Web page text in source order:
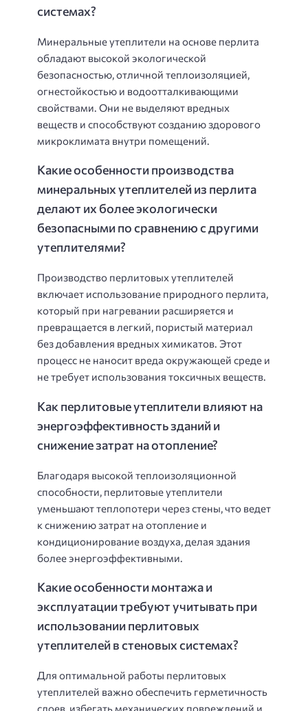
системах?
Минеральные утеплители на основе перлита
обладают высокой экологической
безопасностью, отличной теплоизоляцией,
огнестойкостью и водоотталкивающими
свойствами. Они не выделяют вредных
веществ и способствуют созданию здорового
микроклимата внутри помещений.
Какие особенности производства
минеральных утеплителей из перлита
делают их более экологически
безопасными по сравнению с другими
утеплителями?
Производство перлитовых утеплителей
включает использование природного перлита,
который при нагревании расширяется и
превращается в легкий, пористый материал
без добавления вредных химикатов. Этот
процесс не наносит вреда окружающей среде и
не требует использования токсичных веществ.
Как перлитовые утеплители влияют на
энергоэффективность зданий и
снижение затрат на отопление?
Благодаря высокой теплоизоляционной
способности, перлитовые утеплители
уменьшают теплопотери через стены, что ведет
к снижению затрат на отопление и
кондиционирование воздуха, делая здания
более энергоэффективными.
Какие особенности монтажа и
эксплуатации требуют учитывать при
использовании перлитовых
утеплителей в стеновых системах?
Для оптимальной работы перлитовых
утеплителей важно обеспечить герметичность
слоев, избегать механических повреждений и